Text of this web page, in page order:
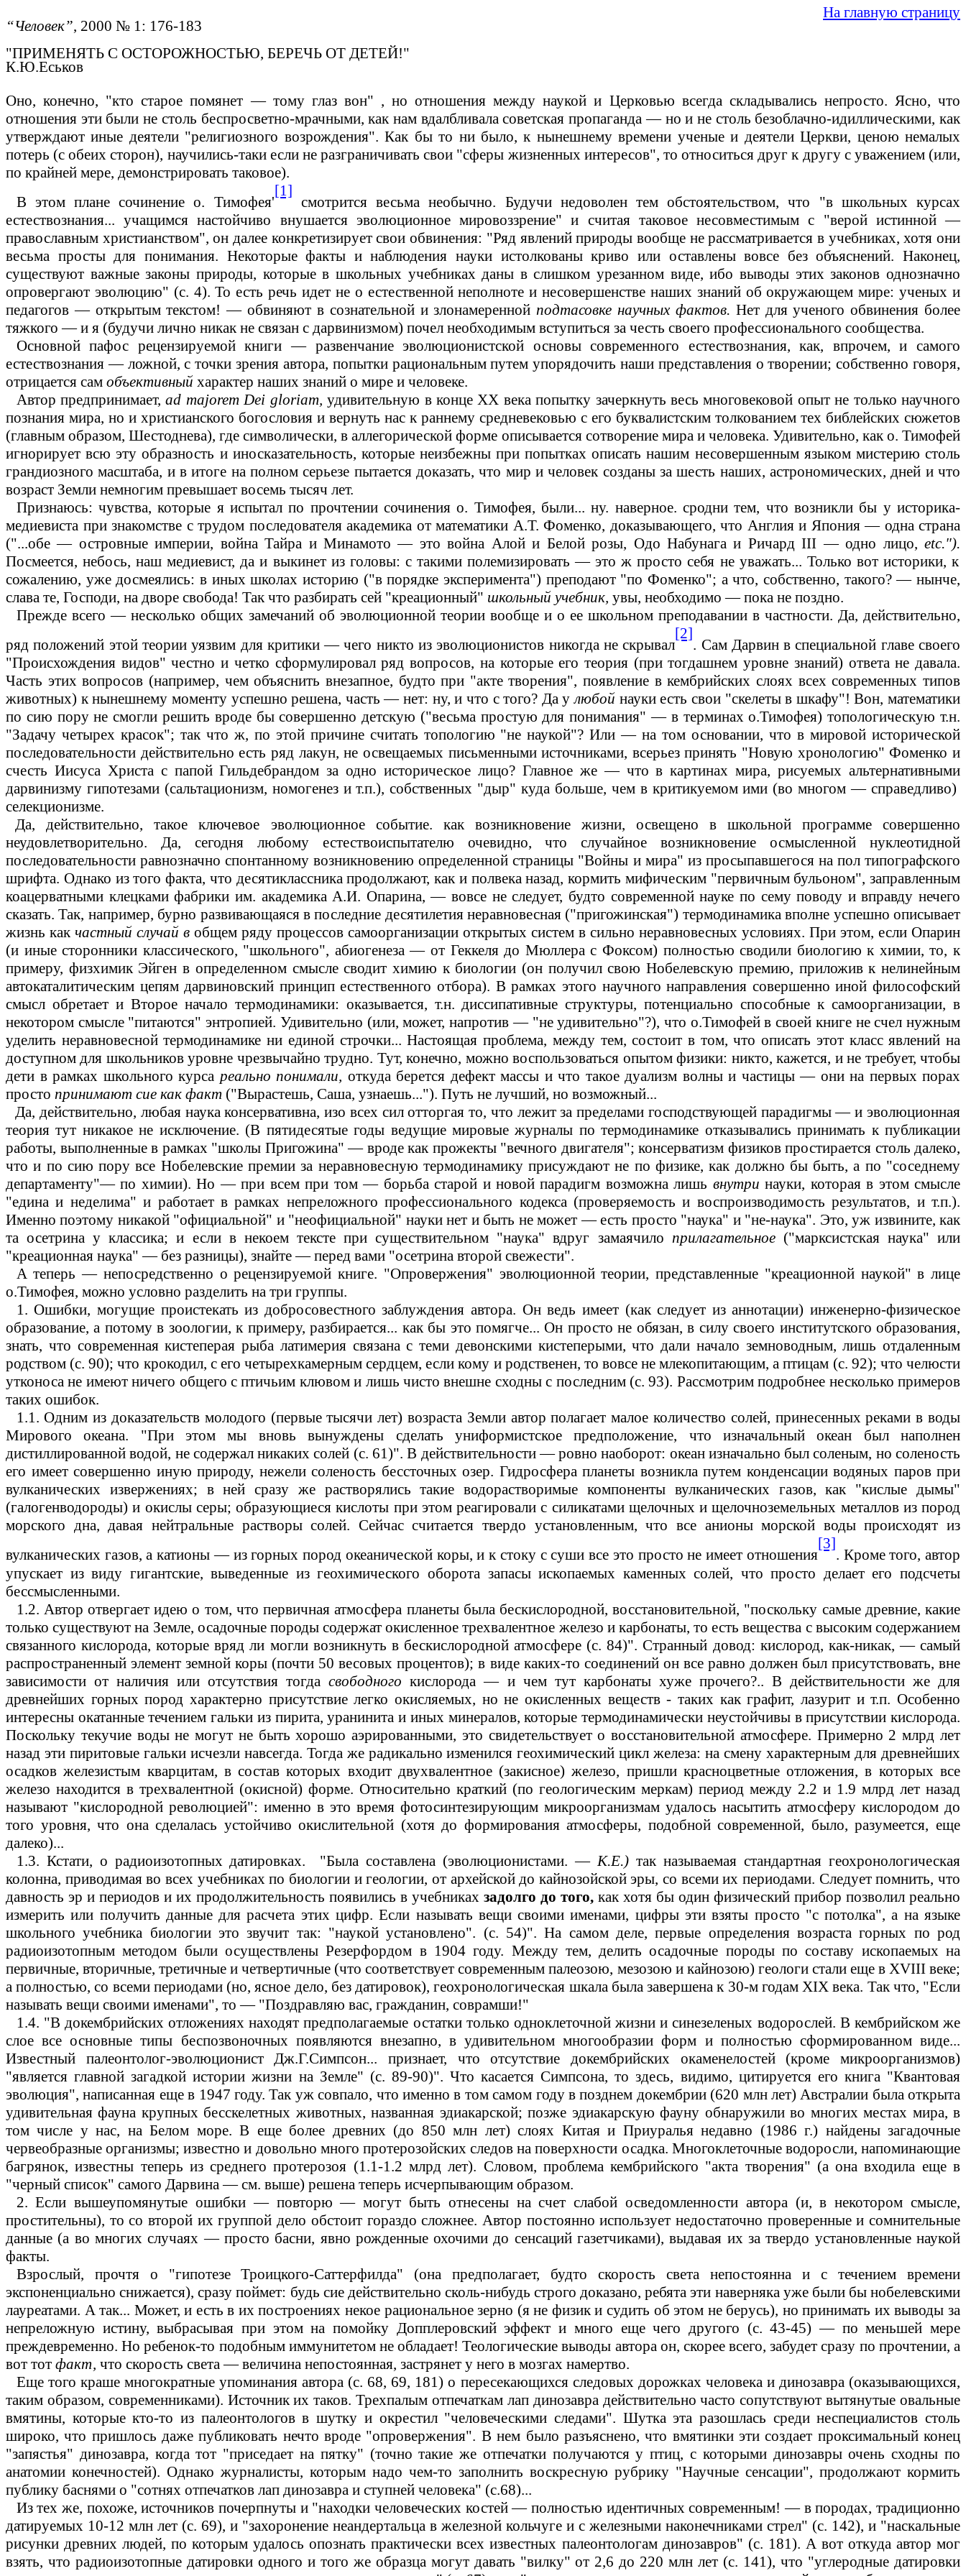
На главную страницу
“Человек”, 2000 № 1: 176-183
"ПРИМЕНЯТЬ С ОСТОРОЖНОСТЬЮ, БЕРЕЧЬ ОТ ДЕТЕЙ!"
К.Ю.Еськов
Оно, конечно, "кто старое помянет —тому глаз вон" , но отношения между наукой и Церковью всегда складывались непросто. Ясно, что
отношения эти были не столь беспросветно-мрачными, как нам вдалбливала советская пропаганда —но и не столь безоблачно-идиллическими, как
утверждают иные деятели "религиозного возрождения". Как бы то ни было, к нынешнему времени ученые и деятели Церкви, ценою немалых
потерь (с обеих сторон), научились-таки если не разграничивать свои "сферы жизненных интересов", то относиться друг к другу с уважением (или,
по крайней мере, демонстрировать таковое).
В этом плане сочинение о. Тимофея'
[1]
смотрится весьма необычно. Будучи недоволен тем обстоятельством, что "в школьных курсах
естествознания... учащимся настойчиво внушается эволюционное мировоззрение"и считая таковое несовместимым с "верой истинной—
православным христианством", он далее конкретизирует свои обвинения: "Ряд явлений природы вообще не рассматривается в учебниках, хотя они
весьма просты для понимания. Некоторые факты и наблюдения науки истолкованы криво или оставлены вовсе без объяснений. Наконец,
существуют важные законы природы, которые в школьных учебниках даны в слишком урезанном виде, ибо выводы этих законов однозначно
опровергают эволюцию" (с. 4). То есть речь идет не о естественной неполноте и несовершенстве наших знаний об окружающем мире: ученых и
педагогов—открытым текстом! —обвиняют в сознательной и злонамереннойподтасовке научных фактов. Нет для ученого обвинения более
тяжкого —и я (будучи лично никак не связан с дарвинизмом) почел необходимым вступиться за честь своего профессионального сообщества.
Основной пафос рецензируемой книги —развенчание эволюционистской основы современного естествознания, как, впрочем, и самого
естествознания —ложной, с точки зрения автора, попытки рациональным путем упорядочить наши представления о творении; собственно говоря,
отрицается сам объективный характер наших знаний о мире и человеке.
Автор предпринимает,ad majorem Dei gloriam, удивительную в концеXX века попытку зачеркнуть весь многовековой опыт не только научного
познания мира, но и христианского богословия и вернуть нас к раннему средневековью с его буквалистским толкованием тех библейских сюжетов
(главным образом, Шестоднева), где символически, в аллегорической форме описывается сотворение мира и человека. Удивительно, как о. Тимофей
игнорирует всю эту образность и иносказательность, которые неизбежны при попытках описать нашим несовершенным языком мистерию столь
грандиозного масштаба, и в итоге на полном серьезе пытается доказать, что мир и человек созданы за шесть наших, астрономических, дней и что
возраст Земли немногим превышает восемь тысяч лет.
Признаюсь: чувства, которые я испытал по прочтении сочинения о. Тимофея, были... ну. наверное. сродни тем, что возникли бы у историка-
медиевиста при знакомстве с трудом последователя академика от математики А.Т. Фоменко, доказывающего, что Англия и Япония—одна страна
("...обе —островные империи, война Тайра и Минамото —это война Алой и Белой розы, Одо Набунага и РичардIII — одно лицо,etc.").
Посмеется, небось, наш медиевист, да и выкинет из головы: с такимиполемизировать —это ж просто себя не уважать... Только вот историки, к
сожалению, уже досмеялись: в иных школах историю ("в порядке эксперимента") преподают "по Фоменко"; а что, собственно, такого?—нынче,
слава те, Господи, на дворе свобода! Так что разбирать сей "креационный" школьный учебник, увы, необходимо —пока не поздно.
Прежде всего —несколько общих замечаний об эволюционной теории вообще и о ее школьном преподавании в частности. Да, действительно,
ряд положений этой теории уязвим для критики—чего никто из эволюционистов никогда не скрывал
[2]
. Сам Дарвин в специальной главе своего
"Происхождения видов" честно и четко сформулировал ряд вопросов, на которые его теория (при тогдашнем уровне знаний) ответа не давала.
Часть этих вопросов (например, чем объяснить внезапное, будто при "акте творения", появление в кембрийских слоях всех современных типов
животных) к нынешнему моменту успешно решена, часть —нет: ну, и что с того? Да улюбой науки есть свои "скелеты в шкафу"! Вон, математики
по сию пору не смогли решить вроде бы совершенно детскую ("весьма простую для понимания" —в терминах о.Тимофея) топологическую т.н.
"Задачу четырех красок"; так что ж, по этой причине считать топологию "не наукой"? Или —на том основании, что в мировой исторической
последовательности действительно есть ряд лакун, не освещаемых письменными источниками, всерьез принять "Новую хронологию" Фоменко и
счесть Иисуса Христа с папой Гильдебрандом за одно историческое лицо? Главное же—что в картинах мира, рисуемых альтернативными
дарвинизму гипотезами (сальтационизм, номогенез и т.п.), собственных "дыр" куда больше, чем в критикуемом ими (во многом —справедливо)
селекционизме.
Да, действительно, такое ключевое эволюционное событие. как возникновение жизни, освещено в школьной программе совершенно
неудовлетворительно. Да, сегодня любому естествоиспытателю очевидно, что случайное возникновение осмысленной нуклеотидной
последовательности равнозначно спонтанному возникновению определенной страницы "Войны и мира" из просыпавшегося на пол типографского
шрифта. Однако из того факта, что десятиклассника продолжают, как и полвека назад, кормить мифическим "первичным бульоном", заправленным
коацерватными клецками фабрики им. академика А.И. Опарина, —вовсе не следует, будто современной науке по сему поводу и вправду нечего
сказать. Так, например, бурно развивающаяся в последние десятилетия неравновесная ("пригожинская") термодинамика вполне успешно описывает
жизнь как частный случай в общем ряду процессов самоорганизации открытых систем в сильно неравновесных условиях. При этом, если Опарин
(и иные сторонники классического, "школьного", абиогенеза—от Геккеля до Мюллера с Фоксом) полностью сводили биологию к химии, то, к
примеру, физхимик Эйген в определенном смысле сводит химию к биологии (он получил свою Нобелевскую премию, приложив к нелинейным
автокаталитическим цепям дарвиновский принцип естественного отбора). В рамках этого научного направления совершенно иной философский
смысл обретает иВторое начало термодинамики: оказывается, т.н. диссипативные структуры, потенциально способные к самоорганизации, в
некотором смысле "питаются" энтропией. Удиви­тельно (или, может, напротив — "не удивительно"?), что о.Тимофей в своей книге не счел нужным
уделить неравновесной термодинамике ни единой строчки... Настоящая проблема, между тем, состоит в том, что описать этот класс явлений на
доступном для школьников уровне чрезвычайно трудно. Тут, конечно, можно воспользоваться опытом физики: никто, кажется, и не требует, чтобы
дети в рамках школьного курса реально понимали, откуда берется дефект массы и что такое дуализм волны и частицы—они на первых порах
просто принимают сие как факт ("Вырастешь, Саша, узнаешь..."). Путь не лучший, но возможный...
Да, действительно, любая наука консервативна, изо всех сил отторгая то, что лежит за пределами господствующей парадигмы—и эволюционная
теория тут никакое не исключение. (В пятидесятыегоды ведущие мировые журналы по термодинамике отказывались принимать к публикации
работы, выполненные в рамках "школы Пригожина" —вроде как прожекты "вечного двигате­ля"; консерватизм физиков простирается столь далеко,
что и по сию пору все Нобелевские премии за неравновесную термодинамику присуждают не по физике, как должно бы быть, а по "соседнему
департаменту"—по химии). Но —при всем при том— борьба старой и новой парадигм возможна лишь внутри науки, которая в этом смысле
"едина и неделима" и работает в рамках непреложного профессионального кодекса (проверяемость и воспроизводимость результатов, и т.п.).
Именно поэтому никакой "официальной" и "неофициальной" науки нет и быть неможет —есть просто "наука" и "не-наука". Это, уж извините, как
та осетрина у классика; и если в некоем тексте при существительном "наука" вдруг замаячило прилагательное("марксистская наука" или
"креационная наука" —без разницы), знайте—перед вами "осетрина второй свежести".
А теперь —непосредственно о рецензируемой книге. "Опровержения" эволюционной теории, представленные "креационной наукой" в лице
о.Тимофея, можно условно разделить на три группы.
1. Ошибки, могущие проистекать из добросовестного заблуждения автора. Он ведь имеет (как следует из аннотации) инженерно-физическое
образование, а потому в зоологии, к примеру, разбирается... как бы это помягче... Он просто не обязан, в силу своего институтского образования,
знать, что современная кистеперая рыба латимерия связана с теми девонскими кистеперыми, что дали начало земноводным, лишь отдаленным
родством (с.90); что крокодил, с его четырехкамерным сердцем, если кому и родственен, то вовсе не млекопитающим, а птицам (с. 92); что челюсти
утконоса не имеют ничего общего с птичьим клювом и лишь чисто внешне сходныс последним (с. 93). Рассмотрим подробнее несколько примеров
таких ошибок.
1.1. Одним из доказательств молодого (первые тысячи лет) возраста Земли автор полагает малое количество солей, принесенных реками в воды
Мирового океана. "При этом мы вновь вынуждены сделать униформистское предположение, что изначальный океан был наполнен
дистиллированной водой, не содержал никаких солей (с. 61)". В действительности—ровно наоборот: океан изначально был соленым, но соленость
его имеет совершенно иную природу, нежели соленость бессточных озер. Гидросфера планеты возникла путем конденсации водяных паров при
вулканических извержениях; в ней сразу же растворялись такие водорастворимые компоненты вулканических газов, как "кислые дымы"
(галогенводороды) и окислы серы; образующиеся кислоты при этом реагировали с силикатами щелочных и щелочноземельных металлов из пород
морского дна, давая нейтральные растворы солей. Сейчас считается твердо установленным, что все анионы морской воды происходят из
вулканических газов, а катионы —из горных пород океанической коры, и к стоку с суши все это просто не имеет отношения
[3]
. Кроме того, автор
упускает из виду гигантские, выведенные из геохимического оборота запасы ископаемых каменных солей, что просто делает его подсчеты
бессмысленными.
1.2. Автор отвергает идею о том, что первичная атмосфера планеты была бескислородной, восстановительной, "поскольку самые древние, какие
только существуют на Земле, осадочные породы содержат окисленное трехвалентное железо и карбонаты, то есть вещества с высоким содержанием
связанного кислорода, которые вряд ли могли воз­никнуть в бескислородной атмосфере (с. 84)". Странный довод: кислород, как-никак, —самый
распространенный элемент земной коры (почти 50 весовых процентов); в виде каких-то соединений он все равно должен был присутствовать, вне
зависимости от наличия или отсутствия тогдасвободного кислорода —и чем тут карбонаты хуже прочего?.. В действительности же для
древнейших горных пород характерно присутствие легко окисляемых, но не окисленных веществ- таких как графит, лазурит и т.п. Особенно
интересны окатанные течением гальки из пирита, уранинита и иных минералов, которые термодинамически неустойчивы в присутствии кислорода.
Поскольку текучие воды не могут не быть хорошо аэрированными, это свидетельствует о восстановительной атмосфере. Примерно 2млрд лет
назад эти пиритовые гальки исчезли навсегда. Тогда же радикально изменился геохимический цикл железа: на смену характерным для древнейших
осадков железистым кварцитам, в состав которых входит двухвалентное (закисное) железо, пришли красноцветные отложения, в которых все
железо находится в трехвалентной (окисной) форме. Относительно краткий (по геологическим меркам) период между 2.2 и 1.9 млрд лет назад
называют "кислородной революцией": именно в это время фотосинтезирующим микроорганизмам удалось насытить атмосферу кислородом до
того уровня, что она сделалась устойчиво окислительной (хотя до формирования атмосферы, подобной современной, было, разумеется, еще
далеко)...
1.3. Кстати, о радиоизотопных датировках. "Была составлена (эволюционистами. — К.Е.) так называемая стандартная геохронологическая
колонна, приводимая во всех учебниках по биологии и геологии, отархейской до кайнозойской эры, со всеми их периодами. Следует помнить, что
давность эр и периодов и их продолжительность появились в учебниках задолго до того, как хотя бы один физический прибор позволил реально
измерить или получить данные для расчета этих цифр. Если называть вещи своими именами, цифры эти взяты просто "с потолка", а на языке
школьного учебника биологии это звучит так: "наукой установлено". (с. 54)". На самом деле, первые определения возрастагорных по род
радиоизотопным методом были осуществлены Резерфордом в 1904году. Между тем, делить осадочные породы по составу ископаемых на
первичные, вторичные, третичные и четвертичные (что соответствует современным палеозою, мезозою и кайнозою) геологи стали еще вXVIIIвеке;
а полностью, со всеми периодами (но, ясное дело, без датировок), геохронологическая шкала была завершена к 30-м годамXIX века. Так что, "Если
называть вещи своими именами", то —"Поздравляю вас, гражданин, соврамши!"
1.4. "В докембрийских отложениях находят предполагаемые остатки только одноклеточной жизни и синезеленых водорослей. В кембрийском же
слое все основные типы беспозвоночных появляются внезапно, в удивительном многообразии форм и полностью сформированном виде...
Известный палеонтолог-эволюционист Дж.Г.Симпсон... признает, что отсутствие докембрийских окаменелостей (кроме микроорганизмов)
"является главной загадкой истории жизни на Земле" (с. 89-90)".Что касается Симпсона, то здесь, видимо, цитируется его книга "Квантовая
эволюция", написанная еще в 1947 году. Так уж совпало, что именно в том самом году в позднем докембрии(620 млнлет) Австралии была открыта
удивительная фауна крупных бесскелетных животных, названная эдиакарской; позже эдиакарскую фауну обнаружили во многих местах мира, в
том числе у нас, на Белом море. В еще более древних (до 850 млн лет) слоях Китая и Приуралья недавно (1986 г.) найдены загадочные
червеобразные организмы; известно и довольно много протерозойских следов на поверхности осадка. Многоклеточные водоросли, напоминающие
багрянок, известны теперь из среднего протерозоя (1.1-1.2 млрд лет). Словом, проблема кембрийского "акта творения" (а она входила еще в
"черный список" самого Дарвина —см. выше) решена теперь исчерпывающим образом.
2. Если вышеупомянутые ошибки — повторю —могут быть отнесены на счет слабой осведомленности автора (и, в некотором смысле,
простительны), то со второй их группой дело обстоит гораздо сложнее. Автор постоянно использует недостаточно проверенные и сомнительные
данные (а во многих случаях —просто басни, явно рожденные охочими до сенсаций газетчиками), выдавая их за твердо установленные наукой
факты.
Взрослый, прочтя о "гипотезе Троицкого-Саттерфилда" (она предполагает, будто скорость света непостоянна и с течением времени
экспоненциально снижается), сразу поймет: будь сие действительно сколь-нибудь строго доказано, ребята эти наверняка уже были бы нобелевскими
лауреатами. А так... Может, и есть в их построениях некое рациональное зерно (я не физик и судить об этом не берусь), но принимать их выводы за
непреложную истину, выбрасывая при этом на помойку Допплеровский эффект и много еще чего другого (с. 43-45) —по меньшей мере
преждевременно. Но ребенок-то подобным иммунитетом не обладает! Теологические выводы автора он, скорее всего, забудет сразу по прочтении, а
вот тот факт, что скорость света —величина непостоянная, застрянет у него в мозгах намертво.
Еще того краше многократные упоминания автора (с. 68, 69, 181)о пересекающихся следовых дорожках человека и динозавра (оказывающихся,
таким образом, современниками). Источник их таков. Трехпалым отпечаткам лап динозавра действительно часто сопутствуют вытянутые овальные
вмятины, которые кто-то из палеонтологов в шутку и окрестил "человеческими следами". Шутка эта разошлась среди неспециалистов столь
широко, что пришлось даже публиковать нечто вроде "опровержения". В нем было разъяснено, что вмятинки эти создает проксимальный конец
"запястья" динозавра, когда тот "приседает на пятку" (точно такие же отпечатки получаются у птиц, с которыми динозавры очень сходны по
анатомии конечностей). Однако журналисты, которым надо чем-то заполнить воскресную рубрику "Научные сенсации", продолжают кормить
публику баснями о "сотнях отпечатков лап динозавра и ступней человека" (с.68)...
Из тех же, похоже, источников почерпнуты и "находки человеческих костей—полностью иден­тичных современным! —в породах, традиционно
датируемых 10-12 млн лет (с. 69), и "захоронение неандертальца в железной кольчуге и с железными наконечниками стрел" (с. 142), и "наскальные
рисунки древних людей, по которым удалось опознать практически всех известных палеонтологам динозавров" (с. 181). А вот откуда автор мог
взять, что радиоизотопные датировки одного и того же образца могут давать "вилку" от 2,6 до 220 млн лет (с. 141), что "углеродные датировки